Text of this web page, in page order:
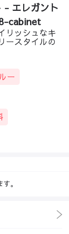
- エレガント
cabinet
リッシュなキ
ースタイルの
ー
。